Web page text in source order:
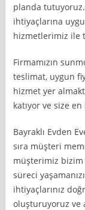
planda
ihtiyaçlarına
hizmetlerimiz ile
Firmamızın
teslimat, uygun
hizmet yer
katıyor ve size
Bayraklı Evden
sıra müşteri
müşterimiz
süreci
ihtiyaçlarınız
oluşturuyoruz ve